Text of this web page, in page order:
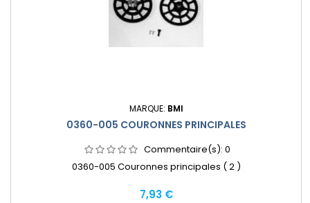
MARQUE: BMI
0360-005 COURONNES PRINCIPALES
Commentaire(s): 0
0360-005 Couronnes principales ( 2 )
Prix
7,93 €